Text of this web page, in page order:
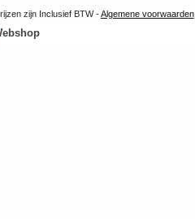
zijn Inclusief BTW -Algemene voorwaarden